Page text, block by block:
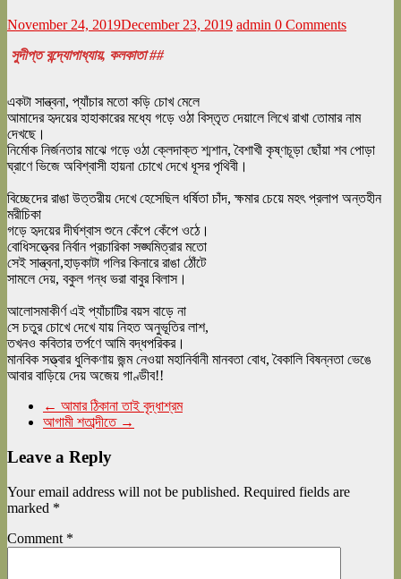
November 24, 2019December 23, 2019 admin 0 Comments
সুদীপ্ত বন্দ্যোপাধ্যায়, কলকাতা ##
একটা সান্ত্বনা, প্যাঁচার মতো কড়ি চোখ মেলে
আমাদের হৃদয়ের হাহাকারের মধ্যে গড়ে ওঠা বিস্তৃত দেয়ালে লিখে রাখা তোমার নাম
দেখছে।
নির্মোক নির্জনতার মাঝে গড়ে ওঠা ক্লেদাক্ত শ্মশান, বৈশাখী কৃষ্ণচূড়া ছোঁয়া শব পোড়া
ঘ্রাণে ভিজে অবিশ্বাসী হায়না চোখে দেখে ধূসর পৃথিবী।
বিচ্ছেদের রাঙা উত্তরীয় দেখে হেসেছিল ধর্ষিতা চাঁদ, ক্ষমার চেয়ে মহৎ প্রলাপ অন্তহীন
মরীচিকা
গড়ে হৃদয়ের দীর্ঘশ্বাস শুনে কেঁপে কেঁপে ওঠে।
বোধিসত্ত্বের নির্বান প্রচারিকা সঙ্ঘমিত্রার মতো
সেই সান্ত্বনা,হাড়কাটা গলির কিনারে রাঙা ঠোঁটে
সামলে দেয়, বকুল গন্ধ ভরা বাবুর বিলাস।
আলোসমাকীর্ণ এই প্যাঁচাটির বয়স বাড়ে না
সে চতুর চোখে দেখে যায় নিহত অনুভূতির লাশ,
তখনও কবিতার তর্পণে আমি বদ্ধপরিকর।
মানবিক সত্ত্বার ধুলিকণায় জন্ম নেওয়া মহানির্বানী মানবতা বোধ, বৈকালি বিষন্নতা ভেঙে
আবার বাড়িয়ে দেয় অজেয় গাণ্ডীব!!
← আমার ঠিকানা তাই বৃদ্ধাশ্রম
আগামী শতাব্দীতে →
Leave a Reply
Your email address will not be published. Required fields are
marked *
Comment *